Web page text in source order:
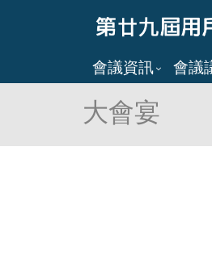
會議資訊 會議
大會宴